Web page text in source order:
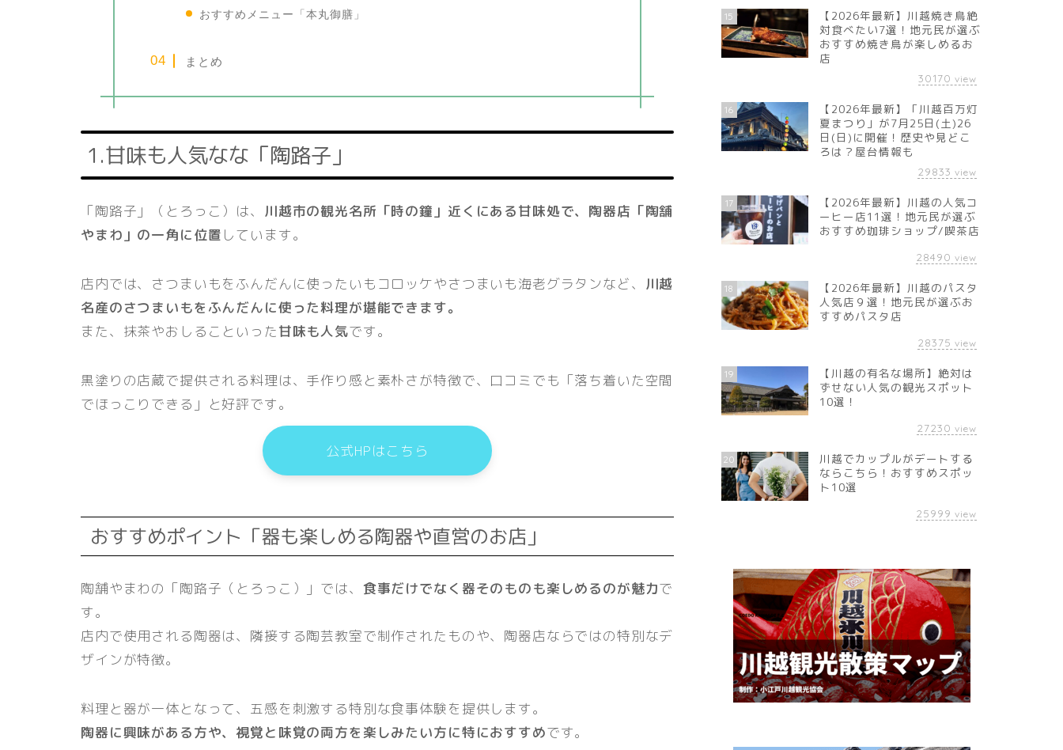
おすすめメニュー「本丸御膳」
まとめ
1.甘味も人気なな「陶路子」
「陶路子」（とろっこ）は、 川越市の観光名所「時の鐘」近くにある甘味処で、陶器店「陶舗
やまわ」の一角に位置 しています。
店内では、さつまいもをふんだんに使ったいもコロッケやさつまいも海老グラタンなど、 川越
名産のさつまいもをふんだんに使った料理が堪能できます。
また、抹茶やおしることいった甘味も人気です。
黒塗りの店蔵で提供される料理は、手作り感と素朴さが特徴で、口コミでも「落ち着いた空間
でほっこりできる」と好評です。
公式HPはこちら
おすすめポイント「器も楽しめる陶器や直営のお店」
陶舗やまわの「陶路子（とろっこ）」では、 食事だけでなく器そのものも楽しめるのが魅力で
す。
店内で使用される陶器は、隣接する陶芸教室で制作されたものや、陶器店ならではの特別なデ
ザインが特徴。
料理と器が一体となって、五感を刺激する特別な食事体験を提供します。
陶器に興味がある方や、視覚と味覚の両方を楽しみたい方に特におすすめです。
15
【2026年最新】川越焼き鳥絶
対食べたい7選！地元民が選ぶ
おすすめ焼き鳥が楽しめるお
店
30170 view
16
【2026年最新】「川越百万灯
夏まつり」が7月25日(土)26
日(日)に開催！歴史や見どこ
ろは？屋台情報も
29833 view
17
【2026年最新】川越の人気コ
ーヒー店11選！地元民が選ぶ
おすすめ珈琲ショップ/喫茶店
28490 view
18
【2026年最新】川越のパスタ
人気店９選！地元民が選ぶお
すすめパスタ店
28375 view
19
【川越の有名な場所】絶対は
ずせない人気の観光スポット
10選！
27230 view
20
川越でカップルがデートする
ならこちら！おすすめスポッ
ト10選
25999 view